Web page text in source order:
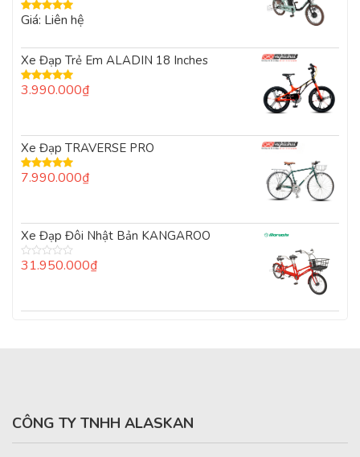
Được xếp
Giá: Liên hệ
Xe Đạp Trẻ Em ALADIN 18 Inches
Được xếp
3.990.000₫
Xe Đạp TRAVERSE PRO
Được xếp
7.990.000₫
Xe Đạp Đôi Nhật Bản KANGAROO
Được
5
31.950.000₫
CÔNG TY TNHH ALASKAN